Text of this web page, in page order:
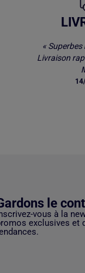
«
Livraison
le
vous à la
exclusives et